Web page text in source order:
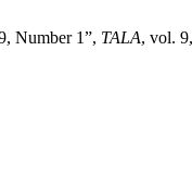
Number 1”, TALA, vol.